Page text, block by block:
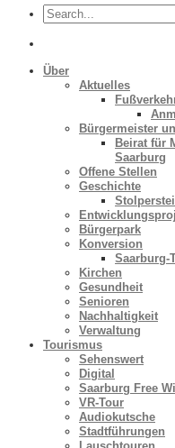
Über
Aktuelles
Bürgermeister
Beirat für
Saarburg
Offene Stellen
Geschichte
Bürgerpark
Konversion
Saarburg-
Kirchen
Gesundheit
Senioren
Nachhaltigkeit
Verwaltung
Tourismus
Sehenswert
Digital
Saarburg Free
VR-Tour
Audiokutsche
Stadtführungen